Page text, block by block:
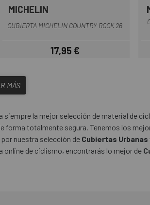
MICHELIN
CUBIERTA MICHELIN COUNTRY ROCK 26
Precio
17,95 €
MÁS
la mejor selección de material de
forma totalmente segura. Tenemos los
nuestra selección de Cubiertas Urbanas
online de ciclismo, encontrarás lo mejor de